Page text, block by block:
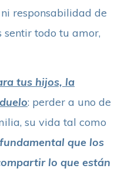
responsabilidad de
sentir todo tu amor,
tus hijos, la
: perder a uno de
su vida tal como
que los
lo que están